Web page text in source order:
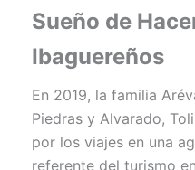
Sueño de
Ibaguereños
En 2019, la familia
Piedras y Alvarado,
por los viajes en una
referente del turismo